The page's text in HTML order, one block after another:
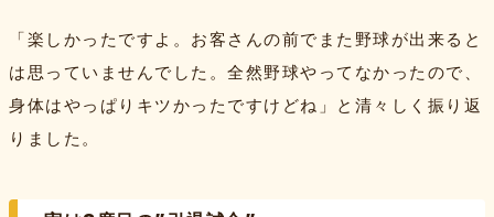
「楽しかったですよ。お客さんの前でまた野球が出来ると
は思っていませんでした。全然野球やってなかったので、
身体はやっぱりキツかったですけどね」と清々しく振り返
りました。